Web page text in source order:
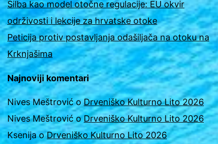
Silba kao model otočne regulacije: EU okvir
održivosti i lekcije za hrvatske otoke
Peticija protiv postavljanja odašiljača na otoku na
Krknjašima
Najnoviji komentari
Nives MeštrovićoDrveniško Kulturno Lito 2026
Nives MeštrovićoDrveniško Kulturno Lito 2026
KsenijaoDrveniško Kulturno Lito 2026